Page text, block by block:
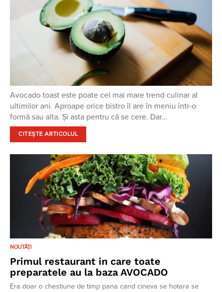
Avocado toast este poate cel mai mare trend culinar al
ultimilor ani. Aproape orice bistro îl are în meniu într-o
formă sau alta. Și asta pentru că se cere. Dar…
CITEȘTE ARTICOLUL
NOUTĂȚI
Primul restaurant in care toate
preparatele au la baza AVOCADO
Era doar o chestiune de timp pana cand cineva se hotara se